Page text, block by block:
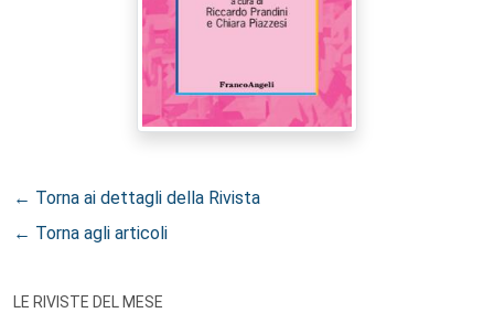
← Torna ai dettagli della Rivista
← Torna agli articoli
LE RIVISTE DEL MESE